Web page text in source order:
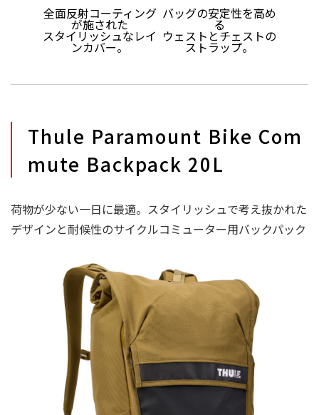
全面反射コーティング
が施された
スタイリッシュなレイ
ンカバー。
バッグの安定性を高め
る
ウェストとチェストの
ストラップ。
Thule Paramount Bike Com
mute Backpack 20L
荷物が少ない一日に最適。スタイリッシュで考え抜かれた
デザインと耐候性のサイクルコミューター用バックパック